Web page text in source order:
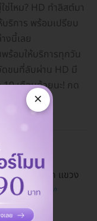
ไหม? HD ทำลิสต์มา
ริการ พร้อมเปรียบ
งนี้เลย
ร้อมให้บริการทุกวัน
ขนที่ลับผ่าน HD มี
เดือนด้วยนะ! กด
ถ. รัชดาภิเษก แขวง
ดูแผนที่คลินิก
×